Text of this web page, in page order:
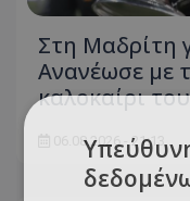
Στη Μαδρίτη
Ανανέωσε με
καλοκαίρι
06.08.2026 - 21:13